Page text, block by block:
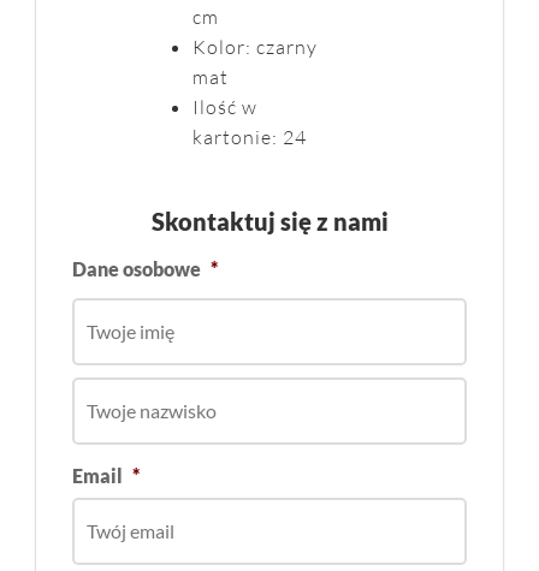
Skontaktuj się z nami
Dane osobowe *
Email *
cm
Kolor: czarny
mat
Ilość w
kartonie: 24